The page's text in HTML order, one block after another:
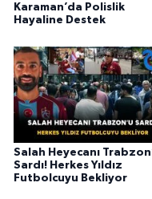
Karaman’da Polislik
Hayaline Destek
Salah Heyecanı
Sardı! Herkes Yıldız
Futbolcuyu Bekliyor